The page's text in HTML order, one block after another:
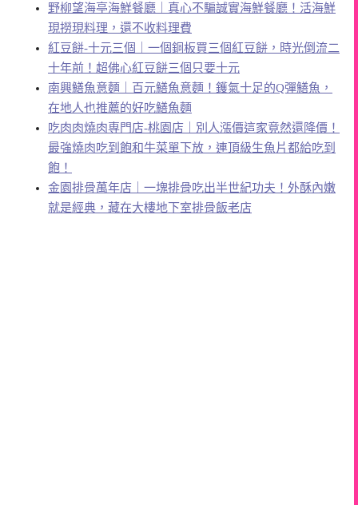
野柳望海亭海鮮餐廳｜真心不騙誠實海鮮餐廳！活海鮮
現撈現料理，還不收料理費
紅豆餅-十元三個｜一個銅板買三個紅豆餅，時光倒流二
十年前！超佛心紅豆餅三個只要十元
南興鱔魚意麵｜百元鱔魚意麵！鑊氣十足的Q彈鱔魚，
在地人也推薦的好吃鱔魚麵
吃肉肉燒肉専門店-桃園店｜別人漲價這家竟然還降價！
最強燒肉吃到飽和牛菜單下放，連頂級生魚片都給吃到
飽！
金園排骨萬年店｜一塊排骨吃出半世紀功夫！外酥內嫩
就是經典，藏在大樓地下室排骨飯老店